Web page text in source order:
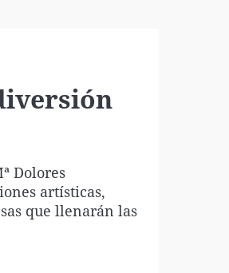
Dolores
artísticas,
que llenarán las